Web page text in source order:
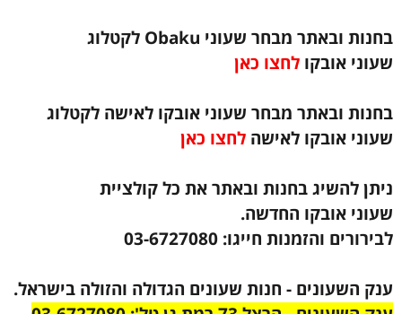
בחנות ובאתר מבחר שעוני Obaku לקטלוג
אובקולחצו כאן
ובאתר מבחר שעוני אובקו לאישה לקטלוג
אובקו לאישהלחצו כאן
להשיג בחנות ובאתר את כל קולציית
אובקו החדשה.
והזמנות חייגו: 03-6727080
השעונים - חנות שעונים הגדולה והזולה בישראל.